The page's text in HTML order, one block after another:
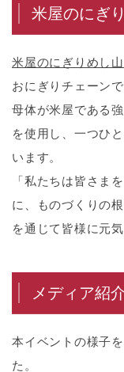
米屋のにぎ
米屋のにぎりめし
おにぎりチェーンで
母体が米屋である
を使用し、一つひ
います。
「私たちは皆さま
に、ものづくりの
を通じて皆様に元
メディア紹
本イベントの様子
た。